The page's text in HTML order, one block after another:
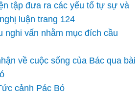
tập đưa ra các yếu tố tự sự và
luận trang 124
nghi vấn nhằm mục đích cầu
về cuộc sống của Bác qua bài
cảnh Pác Bó